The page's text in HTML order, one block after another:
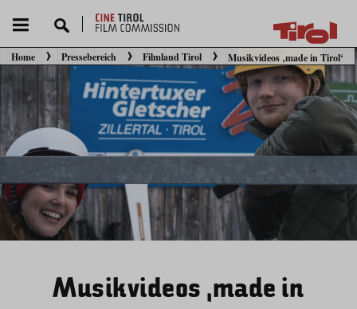
Sie befinden sich hier:
Home Pressebereich Filmland Tirol Musikvideos ‚made in Tirol‘
Musikvideos ‚made in